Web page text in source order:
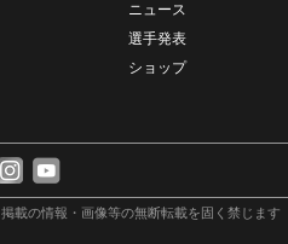
ニュース
選手発表
ショップ
掲載の情報・画像等の無断転載を固く禁じます